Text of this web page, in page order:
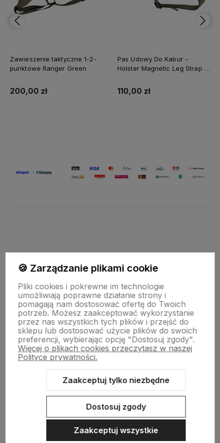
Zawieszenie taktyczne 1-2-
punktowe Ranger Green
200,00 zł
Pas Udowy Do Kabur -
Holster Magnetic Leg Strap -
110,00 zł
polityce prywatności
MOJE KONTO
PŁATNOŚCI I DOSTAWA
INFORMACJE
🍪 Zarządzanie plikami cookie
Pliki cookies i pokrewne im technologie
umożliwiają poprawne działanie strony i
pomagają nam dostosować ofertę do Twoich
potrzeb. Możesz zaakceptować wykorzystanie
przez nas wszystkich tych plików i przejść do
sklepu lub dostosować użycie plików do swoich
preferencji, wybierając opcję "Dostosuj zgody".
Więcej o plikach cookies przeczytasz w naszej
Polityce prywatności.
Zaakceptuj tylko niezbędne
Dostosuj zgody
Zaakceptuj wszystkie